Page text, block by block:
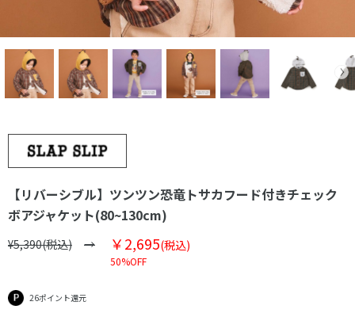
【リバーシブル】ツンツン恐竜トサカフード付きチェック
ボアジャケット(80~130cm)
¥5,390(税込) ￥2,695(税込)
50%OFF
26ポイント還元